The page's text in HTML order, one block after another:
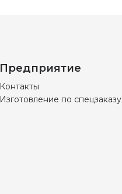
Предприятие
Контакты
Изготовление по спецзаказу